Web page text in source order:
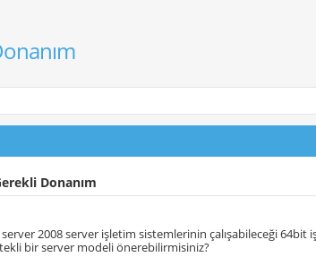
Donanım
2008 server işletim sistemlerinin çalışabileceği 64bit
bir server modeli önerebilirmisiniz?